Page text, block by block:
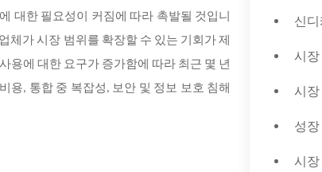
대한 필요성이 커짐에 따라 촉발될 것입니
체가 시장 범위를 확장할 수 있는 기회가 제
용에 대한 요구가 증가함에 따라 최근 몇 년
용, 통합 중 복잡성, 보안 및 정보 보호 침해
신
시
시장
성
시장